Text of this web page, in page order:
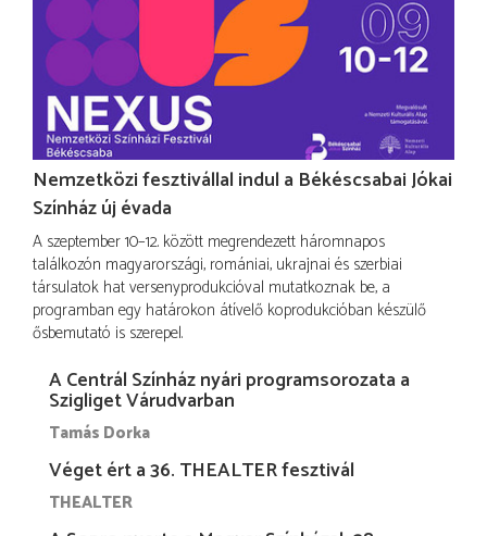
Nemzetközi fesztivállal indul a Békéscsabai Jókai
Színház új évada
A szeptember 10–12. között megrendezett háromnapos
találkozón magyarországi, romániai, ukrajnai és szerbiai
társulatok hat versenyprodukcióval mutatkoznak be, a
programban egy határokon átívelő koprodukcióban készülő
ősbemutató is szerepel.
A Centrál Színház nyári programsorozata a
Szigliget Várudvarban
Tamás Dorka
Véget ért a 36. THEALTER fesztivál
THEALTER